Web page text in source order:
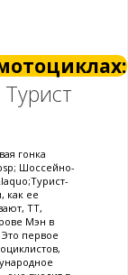
гонка
Шоссейно-
как ее
ТТ,
Мэн в
первое